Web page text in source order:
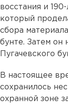
восстания и
который
сбора
бунте. Затем он
Пугачевского
В настоящее
сохранилось
охранной зоне